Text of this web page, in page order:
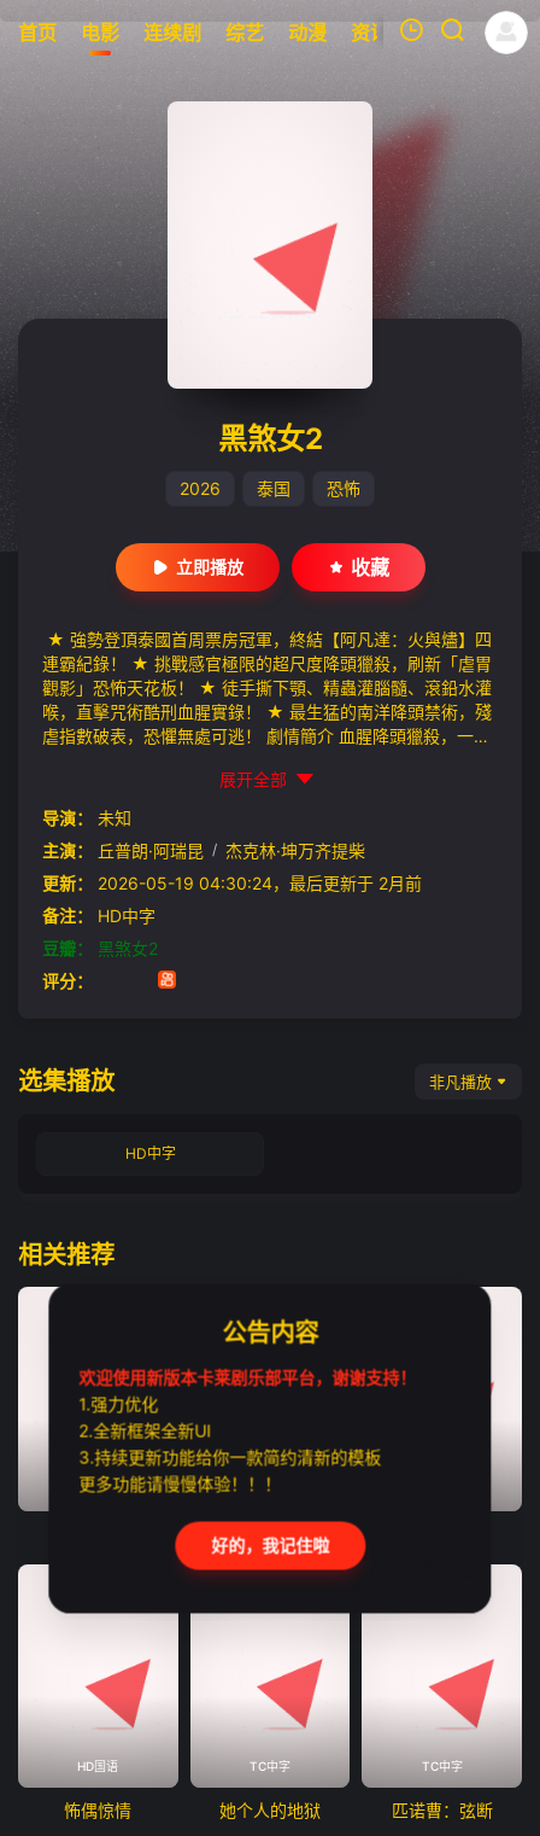
首页 电影 连续剧 综艺 动漫 资讯 明星 周表
暂无观看影片的记录
黑煞女2
2026 泰国 恐怖
立即播放 收藏
★ 強勢登頂泰國首周票房冠軍，終結【阿凡達：火與燼】四
連霸紀錄！ ★ 挑戰感官極限的超尺度降頭獵殺，刷新「虐胃
觀影」恐怖天花板！ ★ 徒手撕下顎、精蟲灌腦髓、滾鉛水灌
喉，直擊咒術酷刑血腥實錄！ ★ 最生猛的南洋降頭禁術，殘
虐指數破表，恐懼無處可逃！ 劇情簡介 血腥降頭獵殺，一個
取大學，原以為能埋葬過去、重啟新生。怎知她和好友小敏
（萍瑪達柴莎索恩 飾）竟在新生活動後，慘遭六名學長姐殘
酷霸凌。在導師制止後，對方反而變本加厲，私下求助降頭師
施以致命巫術，卻意外喚醒潛藏在潘娜體內的「三眼神」邪
力。獵人與獵物身份瞬間反轉。覺醒後的潘娜，信手捻來皆是
索命降術，以牙還牙展開血色清算。一場終極獵殺就此引爆，
誰也別想活著離開這場血色祭典！
展开全部
导演：
未知
主演：
丘普朗·阿瑞昆 / 杰克林·坤万齐提柴
更新：
2026-05-19 04:30:24，最后更新于 2月前
备注：
HD中字
豆瓣：
黑煞女2
评分：
选集播放 非凡播放
HD中字
相关推荐
TC中字 HD中字
恶魔之口
HD国语
怖偶惊情
TC中字
她个人的地狱
TC中字
匹诺曹：弦断
公告内容
欢迎使用新版本卡莱剧乐部平台，谢谢支持！
1.强力优化
2.全新框架全新UI
3.持续更新功能给你一款简约清新的模板
更多功能请慢慢体验！！！
好的，我记住啦